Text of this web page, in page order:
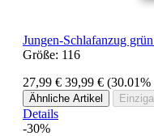
Jungen-Schlafanzug
Größe: 116
27,99 € 39,99 € (30.01%
Ähnliche Artikel
Details
-30%